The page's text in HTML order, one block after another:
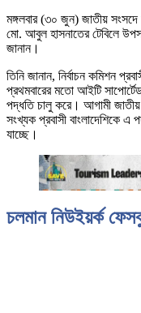
মঙ্গলবার (৩০ জুন) জাতীয়
মো. আবুল হাসনাতের টেবিলে
জানান।
তিনি জানান, নির্বাচন কমিশন
প্রথমবারের মতো আইটি
পদ্ধতি চালু করে। আগামী জাতীয়
সংখ্যক প্রবাসী বাংলাদেশিকে
যাচ্ছে।
চলমান নিউইয়র্ক